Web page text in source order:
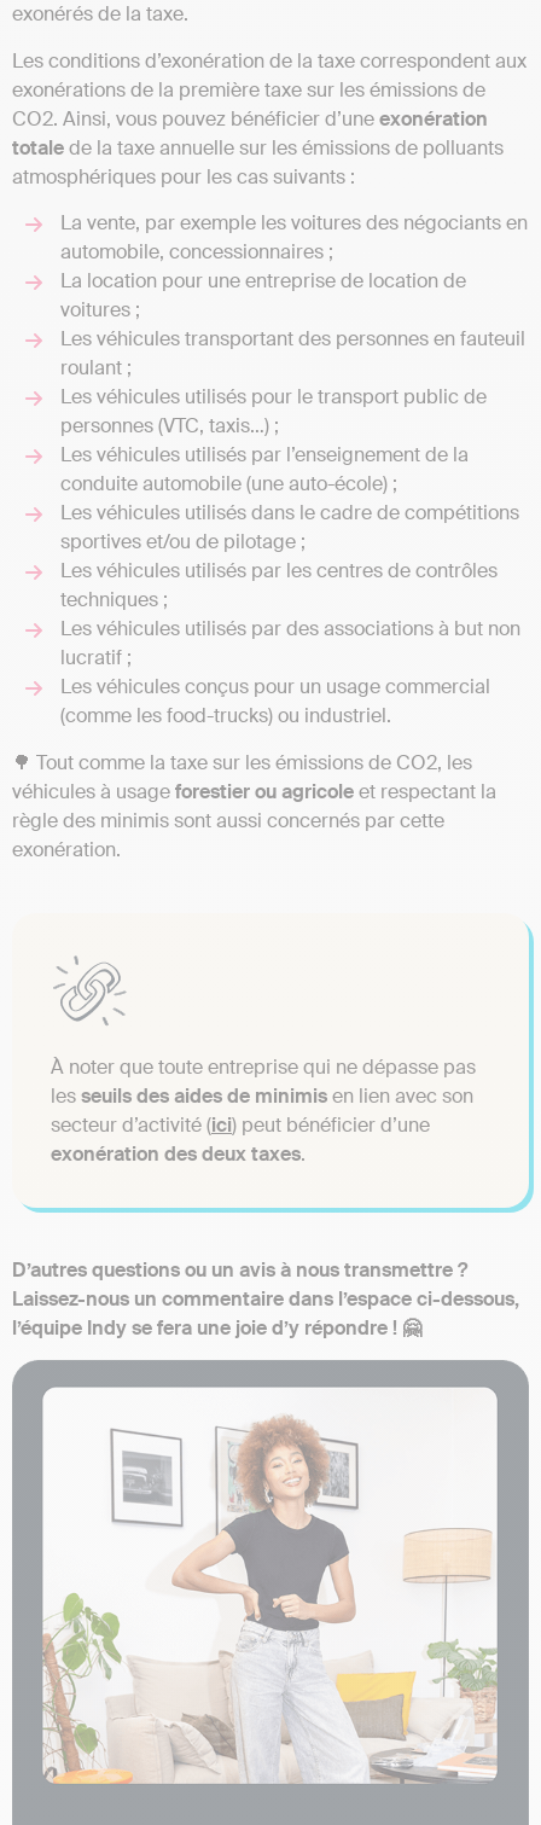
exonérés de la taxe.
Les conditions d’exonération de la taxe correspondent aux
exonérations de la première taxe sur les émissions de
CO2. Ainsi, vous pouvez bénéficier d’uneexonération
totalede la taxe annuelle sur les émissions de polluants
atmosphériques pour les cas suivants :
La vente, par exemple les voitures des négociants en
automobile, concessionnaires ;
La location pour une entreprise de location de
voitures ;
Les véhicules transportant des personnes en fauteuil
roulant ;
Les véhicules utilisés pour le transport public de
personnes (VTC, taxis…) ;
Les véhicules utilisés par l’enseignement de la
conduite automobile (une auto-école) ;
Les véhicules utilisés dans le cadre de compétitions
sportives et/ou de pilotage ;
Les véhicules utilisés par les centres de contrôles
techniques ;
Les véhicules utilisés par des associations à but non
lucratif ;
Les véhicules conçus pour un usage commercial
(comme les food-trucks) ou industriel.
🌳 Tout comme la taxe sur les émissions de CO2, les
véhicules à usageforestier ou agricoleet respectant la
règle des minimis sont aussi concernés par cette
exonération.
À noter que toute entreprise qui ne dépasse pas
lesseuils des aides de minimisen lien avec son
secteur d’activité (ici) peut bénéficier d’une
exonération des deux taxes.
D’autres questions ou un avis à nous transmettre ?
Laissez-nous un commentaire dans l’espace ci-dessous,
l’équipe Indy se fera une joie d’y répondre ! 🤗